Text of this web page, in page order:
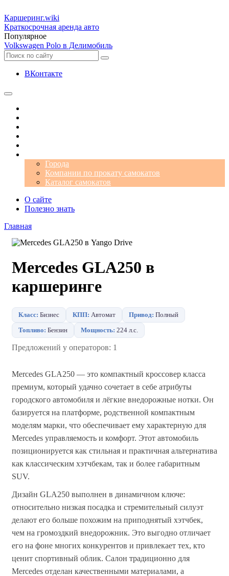
Каршеринг.wiki
Краткосрочная аренда авто
Популярное
Volkswagen Polo в Делимобиль
ВКонтакте
Города
Компании по прокату самокатов
Каталог самокатов
О сайте
Полезно знать
Главная
Mercedes GLA250 в
каршеринге
Класс: Бизнес КПП: Автомат Привод: Полный
Топливо: Бензин Мощность: 224 л.с.
Предложений у операторов: 1
Mercedes GLA250 — это компактный кроссовер класса
премиум, который удачно сочетает в себе атрибуты
городского автомобиля и лёгкие внедорожные нотки. Он
базируется на платформе, родственной компактным
моделям марки, что обеспечивает ему характерную для
Mercedes управляемость и комфорт. Этот автомобиль
позиционируется как стильная и практичная альтернатива
как классическим хэтчбекам, так и более габаритным
SUV.
Дизайн GLA250 выполнен в динамичном ключе:
относительно низкая посадка и стремительный силуэт
делают его больше похожим на приподнятый хэтчбек,
чем на громоздкий внедорожник. Это выгодно отличает
его на фоне многих конкурентов и привлекает тех, кто
ценит спортивный облик. Салон традиционно для
Mercedes отделан качественными материалами, а